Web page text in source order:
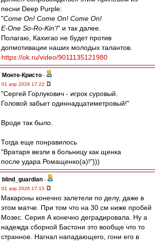
песни Deep Purple:
"Come On! Come On! Come On!
E-One So-Ro-Kin'!" и так далее.
Полагаю, Кахигао не будет против
допмотивации наших молодых талантов.
https://ok.ru/video/9011135121980
Монте-Кристо -
01 апр 2026 17:22
"Сергей Горлукович - игрок суровый.
Головой забьет одиннадцатиметровый!"
Вроде так было.
Тогда еще понравилось
"Вратаря везли в больницу как щенка
после удара Ромащенко(а)!")))
blind_guardian -
01 апр 2026 17:15
Макароны конечно залетели по делу, даже в
этом матче. При том что на 30 см ниже пробей
Мозес. Серия А конечно деградировала. Ну а
надежда сборной Бастони это вообще что то
странное. Нагнал нападающего, гони его в